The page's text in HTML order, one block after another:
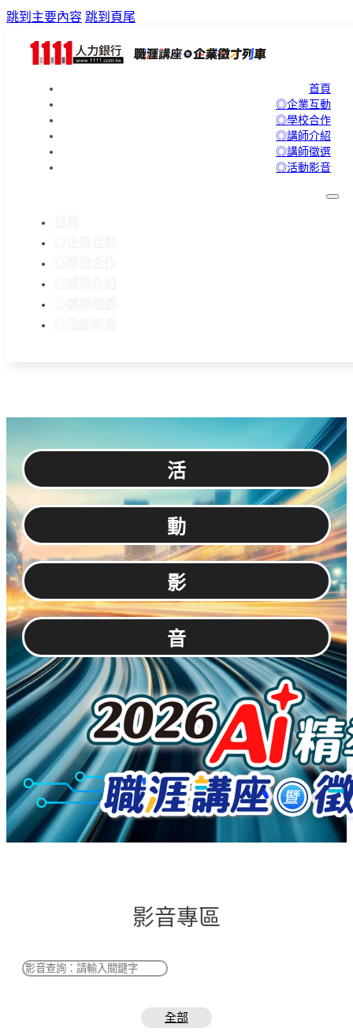
跳到主要內容 跳到頁尾
首頁
◎企業互動
◎學校合作
◎講師介紹
◎講師徵選
◎活動影音
活
動
影
音
影音專區
全部